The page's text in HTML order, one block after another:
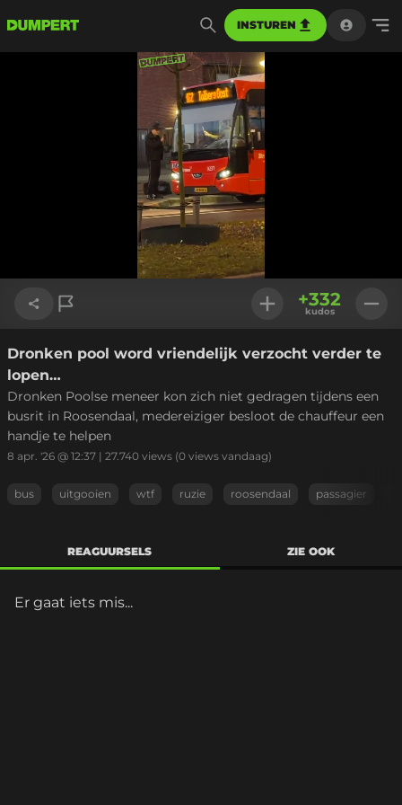
INSTUREN
Geladen:
100.00%
Link kopiëren
+332
kudos
Dronken pool word vriendelijk verzocht verder te
lopen…
Dronken Poolse meneer kon zich niet gedragen tijdens een
busrit in Roosendaal, medereiziger besloot de chauffeur een
handje te helpen
8 apr. '26 @ 12:37 | 27.740 views (0 views vandaag)
bus uitgooien wtf ruzie roosendaal passagier
REAGUURSELS ZIE OOK
Er gaat iets mis...